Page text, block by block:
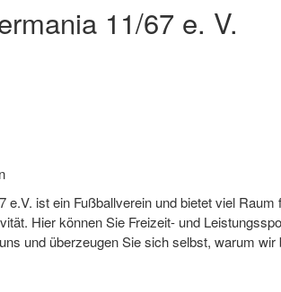
11/67 e. V.
e.V. ist ein Fußballverein und bietet viel
Hier können Sie Freizeit- und
und überzeugen Sie sich selbst, warum